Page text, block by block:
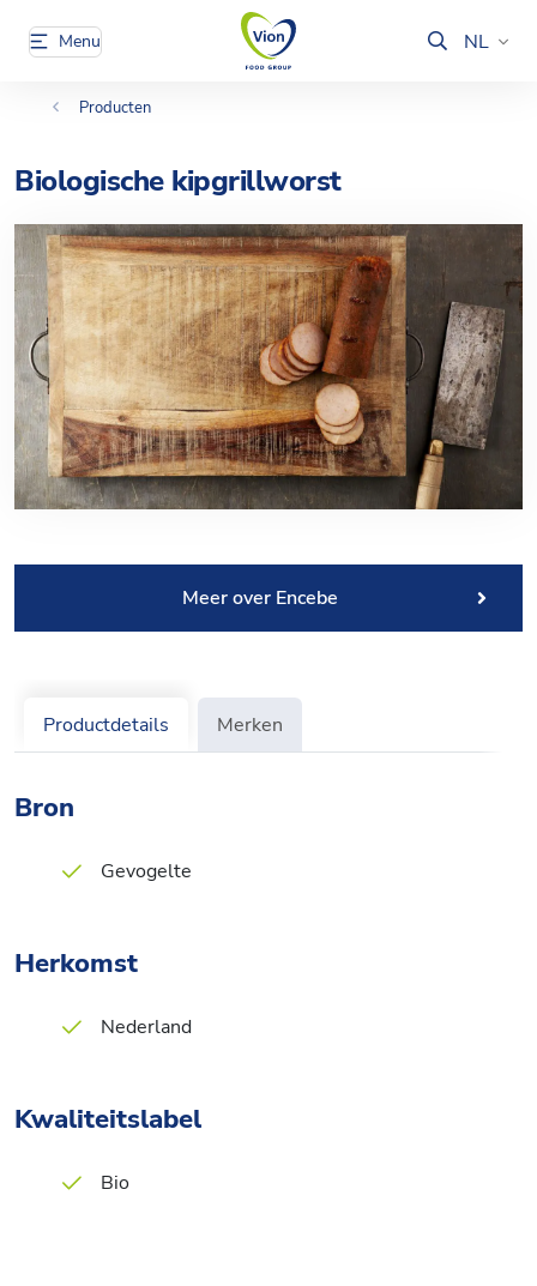
Menu NL
Producten
Biologische kipgrillworst
Meer over Encebe
Productdetails Merken
Bron
Gevogelte
Herkomst
Nederland
Kwaliteitslabel
Bio